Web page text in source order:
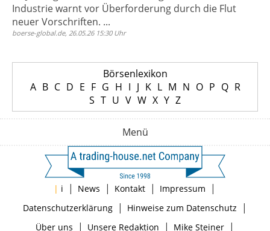
Industrie warnt vor Überforderung durch die Flut
neuer Vorschriften. ...
boerse-global.de, 26.05.26 15:30 Uhr
Börsenlexikon
A B C D E F G H I J K L M N O P Q R
S T U V W X Y Z
Menü
| i | News | Kontakt | Impressum |
Datenschutzerklärung| Hinweise zum Datenschutz |
Über uns | Unsere Redaktion | Mike Steiner|